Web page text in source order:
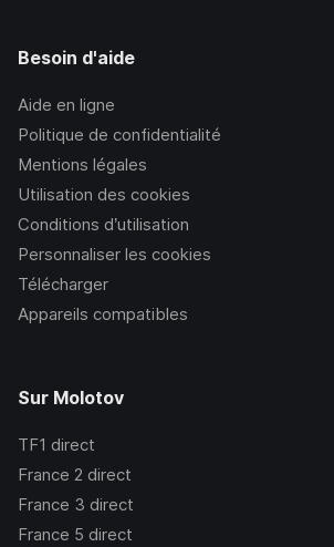
Besoin d'aide
Aide en ligne
Politique de confidentialité
Mentions légales
Utilisation des cookies
Conditions d’utilisation
Personnaliser les cookies
Télécharger
Appareils compatibles
Sur Molotov
TF1 direct
France 2 direct
France 3 direct
France 5 direct